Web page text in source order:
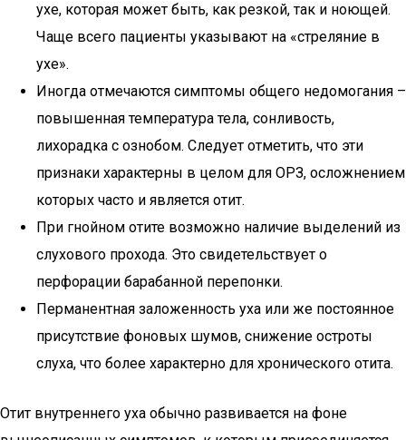
ухе, которая может быть, как резкой, так и ноющей.
Чаще всего пациенты указывают на «стреляние в
ухе».
Иногда отмечаются симптомы общего недомогания –
повышенная температура тела, сонливость,
лихорадка с ознобом. Следует отметить, что эти
признаки характерны в целом для ОРЗ, осложнением
которых часто и является отит.
При гнойном отите возможно наличие выделений из
слухового прохода. Это свидетельствует о
перфорации барабанной перепонки.
Перманентная заложенность уха или же постоянное
присутствие фоновых шумов, снижение остроты
слуха, что более характерно для хронического отита.
Отит внутреннего уха обычно развивается на фоне